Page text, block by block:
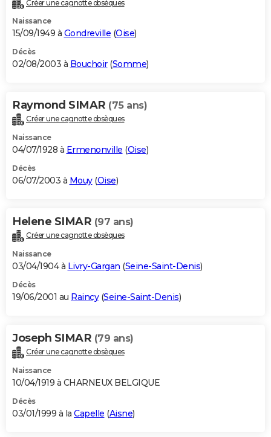
Créer une cagnotte obsèques
Naissance
15/09/1949 à Gondreville (Oise)
Décès
02/08/2003 à Bouchoir(Somme)
Raymond SIMAR (75 ans)
Créer une cagnotte obsèques
Naissance
04/07/1928 à Ermenonville (Oise)
Décès
06/07/2003 à Mouy(Oise)
Helene SIMAR (97 ans)
Créer une cagnotte obsèques
Naissance
03/04/1904 à Livry-Gargan (Seine-Saint-Denis)
Décès
19/06/2001 au Raincy(Seine-Saint-Denis)
Joseph SIMAR (79 ans)
Créer une cagnotte obsèques
Naissance
10/04/1919 à CHARNEUX BELGIQUE
Décès
03/01/1999 à la Capelle (Aisne)